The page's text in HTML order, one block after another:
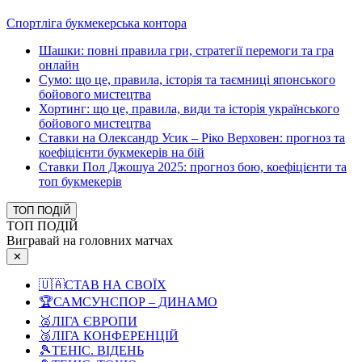
Спортліга букмекерська контора
Шашки: повні правила гри, стратегії перемоги та гра
онлайн
Сумо: що це, правила, історія та таємниці японського
бойового мистецтва
Хортинг: що це, правила, види та історія українського
бойового мистецтва
Ставки на Олександр Усик – Ріко Верховен: прогноз та
коефіцієнти букмекерів на бій
Ставки Пол Джошуа 2025: прогноз бою, коефіцієнти та
топ букмекерів
ТОП ПОДІЙ
ТОП ПОДІЙ
Вигравай на головних матчах
✕
🇺🇦СТАВ НА СВОЇХ
🏆САМСУНСПОР – ДИНАМО
🥈ЛІГА ЄВРОПИ
🥉ЛІГА КОНФЕРЕНЦІЙ
🎾ТЕНІС. ВІДЕНЬ